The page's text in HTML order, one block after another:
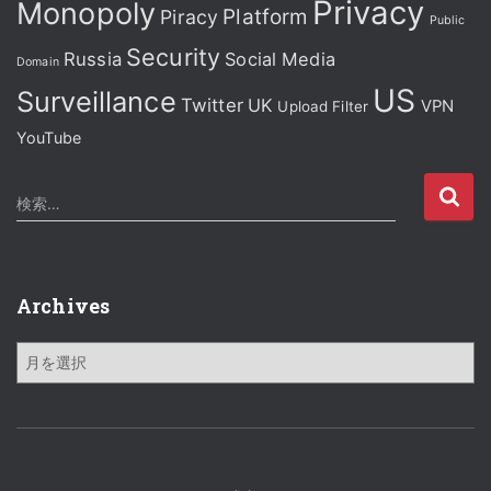
Monopoly Piracy Platform Privacy Public
Domain Russia Security Social Media
Surveillance Twitter UK Upload Filter US VPN
YouTube
検
索
検索…
Archives
h